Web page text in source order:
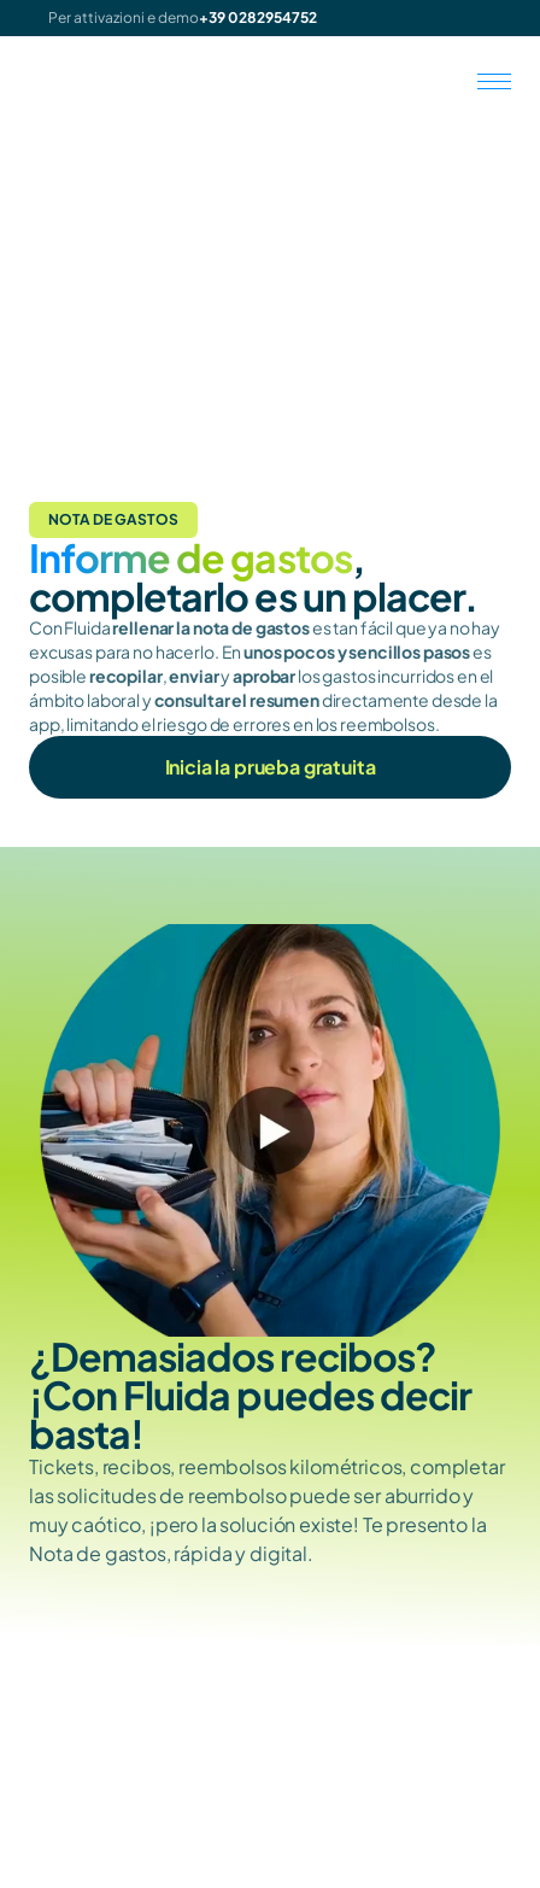
Per attivazioni e demo+39 0282954752
NOTA DE GASTOS
Informe de gastos,
completarlo es un placer.
Con Fluida rellenar la nota de gastos es tan fácil que ya no hay
excusas para no hacerlo. En unos pocos y sencillos pasos es
posible recopilar, enviar y aprobar los gastos incurridos en el
ámbito laboral y consultar el resumen directamente desde la
app, limitando el riesgo de errores en los reembolsos.
Inicia la prueba gratuita
¿Demasiados recibos?
¡Con Fluida puedes decir
basta!
Tickets, recibos, reembolsos kilométricos, completar
las solicitudes de reembolso puede ser aburrido y
muy caótico, ¡pero la solución existe! Te presento la
Nota de gastos, rápida y digital.